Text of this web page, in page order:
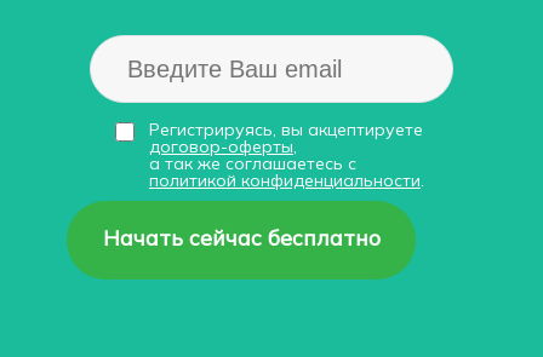
Регистрируясь, вы акцептируете
договор-оферты,
а так же соглашаетесь с
политикой конфиденциальности.
Начать сейчас бесплатно